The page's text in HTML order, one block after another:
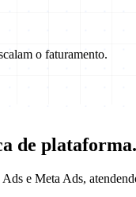
o faturamento.
de plataforma.
e Meta Ads,